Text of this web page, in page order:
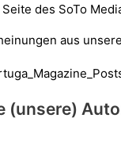
des SoTo
aus
(unsere)